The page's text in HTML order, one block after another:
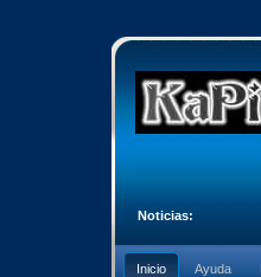
Noticias:
Inicio Ayuda